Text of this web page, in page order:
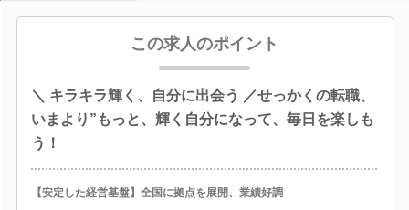
この求人のポイント
＼ キラキラ輝く、自分に出会う ／せっかくの転職、
いまより”もっと、輝く自分になって、毎日を楽しも
う！
【安定した経営基盤】全国に拠点を展開、業績好調